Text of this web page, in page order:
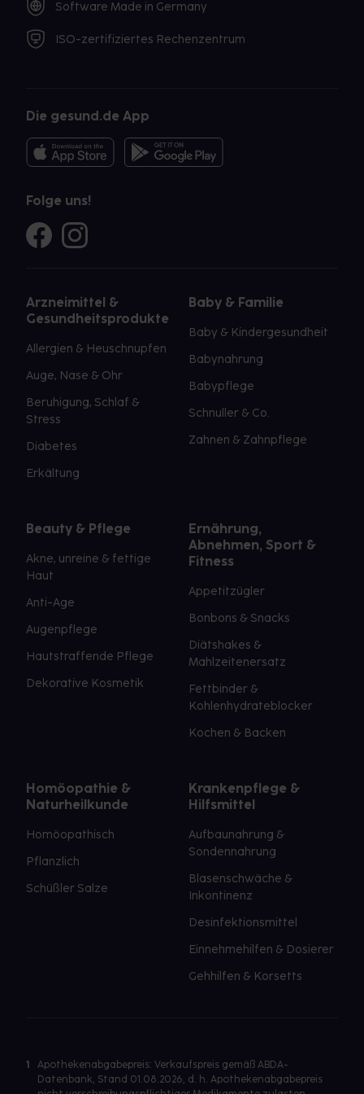
Software Made in Germany
ISO-zertifiziertes Rechenzentrum
Die gesund.de App
Folge uns!
Arzneimittel &
Gesundheitsprodukte
Allergien & Heuschnupfen
Auge, Nase & Ohr
Beruhigung, Schlaf &
Stress
Diabetes
Erkältung
Baby & Familie
Baby & Kindergesundheit
Babynahrung
Babypflege
Schnuller & Co.
Zahnen & Zahnpflege
Beauty & Pflege
Akne, unreine & fettige
Haut
Anti-Age
Augenpflege
Hautstraffende Pflege
Dekorative Kosmetik
Ernährung,
Abnehmen, Sport &
Fitness
Appetitzügler
Bonbons & Snacks
Diätshakes &
Mahlzeitenersatz
Fettbinder &
Kohlenhydrateblocker
Kochen & Backen
Homöopathie &
Naturheilkunde
Homöopathisch
Pflanzlich
Schüßler Salze
Krankenpflege &
Hilfsmittel
Aufbaunahrung &
Sondennahrung
Blasenschwäche &
Inkontinenz
Desinfektionsmittel
Einnehmehilfen & Dosierer
Gehhilfen & Korsetts
1
Apothekenabgabepreis: Verkaufspreis gemäß ABDA-
Datenbank, Stand 01.08.2026, d. h. Apothekenabgabepreis